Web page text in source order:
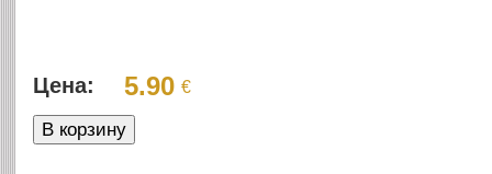
Цена: 5.90 €